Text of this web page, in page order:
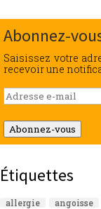
Abonnez-
Saisissez votre
recevoir une
Adresse
e-
mail
Abonnez-vous
Étiquettes
allergie angoisse